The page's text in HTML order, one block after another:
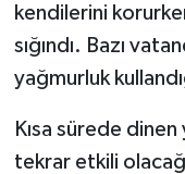
kendilerini
sığındı. Bazı
yağmurluk
Kısa sürede
tekrar etkili